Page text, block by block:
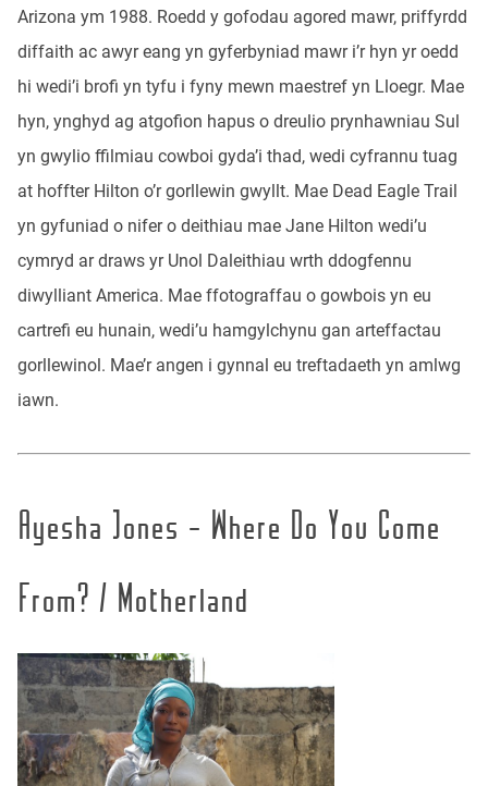
Arizona ym 1988. Roedd y gofodau agored mawr, priffyrdd
diffaith ac awyr eang yn gyferbyniad mawr i’r hyn yr oedd
hi wedi’i brofi yn tyfu i fyny mewn maestref yn Lloegr. Mae
hyn, ynghyd ag atgofion hapus o dreulio prynhawniau Sul
yn gwylio ffilmiau cowboi gyda’i thad, wedi cyfrannu tuag
at hoffter Hilton o’r gorllewin gwyllt. Mae Dead Eagle Trail
yn gyfuniad o nifer o deithiau mae Jane Hilton wedi’u
cymryd ar draws yr Unol Daleithiau wrth ddogfennu
diwylliant America. Mae ffotograffau o gowbois yn eu
cartrefi eu hunain, wedi’u hamgylchynu gan arteffactau
gorllewinol. Mae’r angen i gynnal eu treftadaeth yn amlwg
iawn.
Ayesha Jones - Where Do You Come
From? / Motherland